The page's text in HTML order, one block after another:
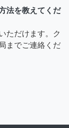
法を教えてくだ
ただけます。ク
までご連絡くだ